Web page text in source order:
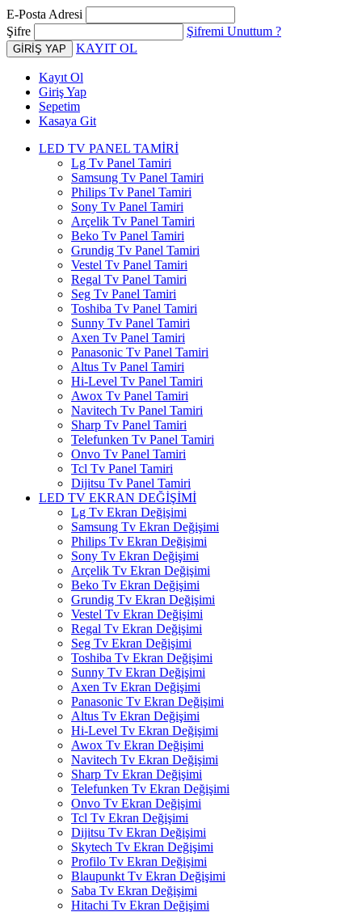
E-Posta Adresi
Şifre
Şifremi Unuttum ?
KAYIT OL
Kayıt Ol
Giriş Yap
Sepetim
Kasaya Git
LED TV PANEL TAMİRİ
Lg Tv Panel Tamiri
Samsung Tv Panel Tamiri
Philips Tv Panel Tamiri
Sony Tv Panel Tamiri
Arçelik Tv Panel Tamiri
Beko Tv Panel Tamiri
Grundig Tv Panel Tamiri
Vestel Tv Panel Tamiri
Regal Tv Panel Tamiri
Seg Tv Panel Tamiri
Toshiba Tv Panel Tamiri
Sunny Tv Panel Tamiri
Axen Tv Panel Tamiri
Panasonic Tv Panel Tamiri
Altus Tv Panel Tamiri
Hi-Level Tv Panel Tamiri
Awox Tv Panel Tamiri
Navitech Tv Panel Tamiri
Sharp Tv Panel Tamiri
Telefunken Tv Panel Tamiri
Onvo Tv Panel Tamiri
Tcl Tv Panel Tamiri
Dijitsu Tv Panel Tamiri
LED TV EKRAN DEĞİŞİMİ
Lg Tv Ekran Değişimi
Samsung Tv Ekran Değişimi
Philips Tv Ekran Değişimi
Sony Tv Ekran Değişimi
Arçelik Tv Ekran Değişimi
Beko Tv Ekran Değişimi
Grundig Tv Ekran Değişimi
Vestel Tv Ekran Değişimi
Regal Tv Ekran Değişimi
Seg Tv Ekran Değişimi
Toshiba Tv Ekran Değişimi
Sunny Tv Ekran Değişimi
Axen Tv Ekran Değişimi
Panasonic Tv Ekran Değişimi
Altus Tv Ekran Değişimi
Hi-Level Tv Ekran Değişimi
Awox Tv Ekran Değişimi
Navitech Tv Ekran Değişimi
Sharp Tv Ekran Değişimi
Telefunken Tv Ekran Değişimi
Onvo Tv Ekran Değişimi
Tcl Tv Ekran Değişimi
Dijitsu Tv Ekran Değişimi
Skytech Tv Ekran Değişimi
Profilo Tv Ekran Değişimi
Blaupunkt Tv Ekran Değişimi
Saba Tv Ekran Değişimi
Hitachi Tv Ekran Değişimi